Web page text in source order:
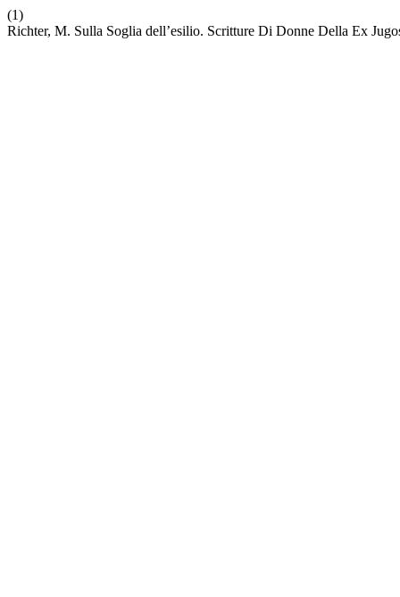
(1)
Richter, M. Sulla Soglia dell’esilio. Scritture Di Donne Della Ex